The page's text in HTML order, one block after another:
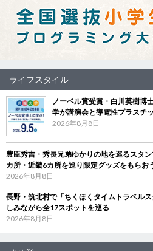
ライフスタイル
ノーベル賞受賞・白川英樹
学が講演会と導電性プラスチ
2026年8月8日
豊臣秀吉・秀長兄弟ゆかりの地を巡るスタ
カ所・近畿6カ所を巡り限定グッズをもらお
2026年8月8日
長野・筑北村で「ちくほくタイムトラベル
しみながら全17スポットを巡る
2026年8月8日